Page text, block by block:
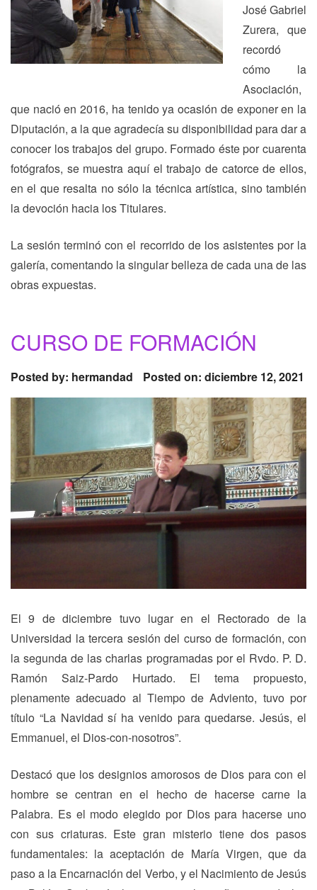
José Gabriel
Zurera, que
recordó
cómo la
Asociación,
que nació en 2016, ha tenido ya ocasión de exponer en la
Diputación, a la que agradecía su disponibilidad para dar a
conocer los trabajos del grupo. Formado éste por cuarenta
fotógrafos, se muestra aquí el trabajo de catorce de ellos,
en el que resalta no sólo la técnica artística, sino también
la devoción hacia los Titulares.
La sesión terminó con el recorrido de los asistentes por la
galería, comentando la singular belleza de cada una de las
obras expuestas.
CURSO DE FORMACIÓN
Posted by: hermandad Posted on: diciembre 12, 2021
El 9 de diciembre tuvo lugar en el Rectorado de la
Universidad la tercera sesión del curso de formación, con
la segunda de las charlas programadas por el Rvdo. P. D.
Ramón Saiz-Pardo Hurtado. El tema propuesto,
plenamente adecuado al Tiempo de Adviento, tuvo por
título “La Navidad sí ha venido para quedarse. Jesús, el
Emmanuel, el Dios-con-nosotros”.
Destacó que los designios amorosos de Dios para con el
hombre se centran en el hecho de hacerse carne la
Palabra. Es el modo elegido por Dios para hacerse uno
con sus criaturas. Este gran misterio tiene dos pasos
fundamentales: la aceptación de María Virgen, que da
paso a la Encarnación del Verbo, y el Nacimiento de Jesús